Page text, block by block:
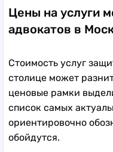
Цены на услуги
адвокатов в
Стоимость услуг
столице может
ценовые рамки
список самых
ориентировочно
обойдутся.